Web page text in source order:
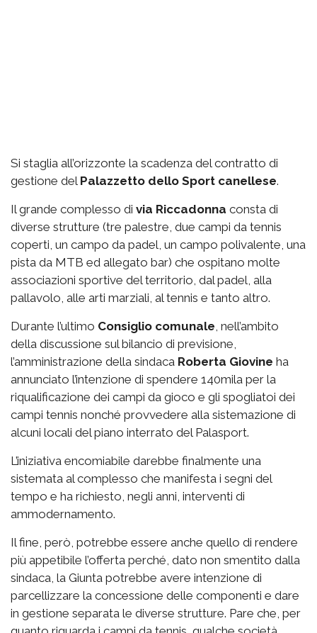
Si staglia all’orizzonte la scadenza del contratto di
gestione del Palazzetto dello Sport canellese.
Il grande complesso di via Riccadonna consta di
diverse strutture (tre palestre, due campi da tennis
coperti, un campo da padel, un campo polivalente, una
pista da MTB ed allegato bar) che ospitano molte
associazioni sportive del territorio, dal padel, alla
pallavolo, alle arti marziali, al tennis e tanto altro.
Durante l’ultimo Consiglio comunale, nell’ambito
della discussione sul bilancio di previsione,
l’amministrazione della sindaca Roberta Giovine ha
annunciato l’intenzione di spendere 140mila per la
riqualificazione dei campi da gioco e gli spogliatoi dei
campi tennis nonché provvedere alla sistemazione di
alcuni locali del piano interrato del Palasport.
L’iniziativa encomiabile darebbe finalmente una
sistemata al complesso che manifesta i segni del
tempo e ha richiesto, negli anni, interventi di
ammodernamento.
Il fine, però, potrebbe essere anche quello di rendere
più appetibile l’offerta perché, dato non smentito dalla
sindaca, la Giunta potrebbe avere intenzione di
parcellizzare la concessione delle componenti e dare
in gestione separata le diverse strutture. Pare che, per